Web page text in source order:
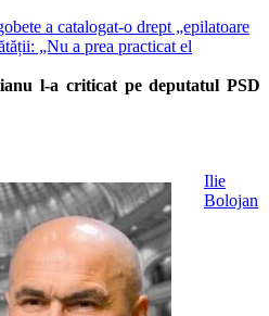
a catalogat-o drept „epilatoare
„Nu a prea practicat el
l-a criticat pe deputatul PSD
Ilie
Bolojan